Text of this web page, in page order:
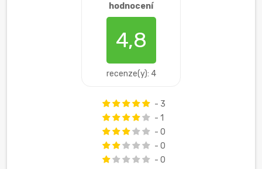
hodnocení
4,8
recenze(y): 4
- 3
- 1
- 0
- 0
- 0